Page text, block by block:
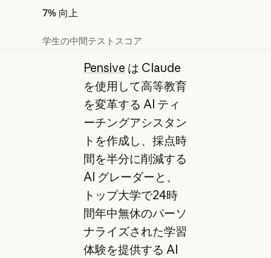
7% 向上
学生の中間テストスコア
Pensive は Claude
を使用して高等教育
を変革する AI ティ
ーチングアシスタン
トを作成し、採点時
間を半分に削減する
AI グレーダーと、
トップ大学で24時
間年中無休のパーソ
ナライズされた学習
体験を提供する AI